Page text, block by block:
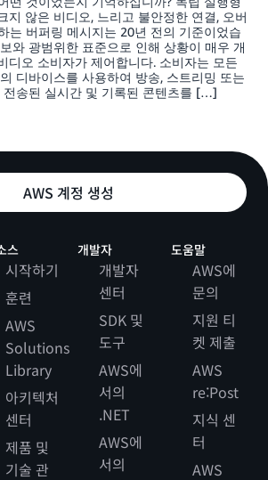
지 않은 비디오, 느리고 불안정한 연결, 오버
는 버퍼링 메시지는 20년 전의 기준이었습
와 광범위한 표준으로 인해 상황이 매우 개
디오 소비자가 제어합니다. 소비자는 모든
디바이스를 사용하여 방송, 스트리밍 또는
전송된 실시간 및 기록된 콘텐츠를 […]
AWS 계정 생성
스
시작하기
훈련
AWS
Solutions
Library
아키텍처
센터
제품 및
기술 관
개발자
개발자
센터
SDK 및
도구
AWS에
서의
.NET
AWS에
서의
도움말
AWS에
문의
지원 티
켓 제출
AWS
re:Post
지식 센
터
AWS